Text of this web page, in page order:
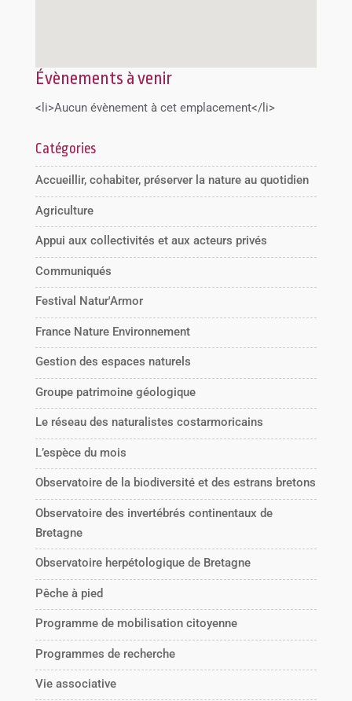
Évènements à venir
<li>Aucun évènement à cet emplacement</li>
Catégories
Accueillir, cohabiter, préserver la nature au quotidien
Agriculture
Appui aux collectivités et aux acteurs privés
Communiqués
Festival Natur'Armor
France Nature Environnement
Gestion des espaces naturels
Groupe patrimoine géologique
Le réseau des naturalistes costarmoricains
L’espèce du mois
Observatoire de la biodiversité et des estrans bretons
Observatoire des invertébrés continentaux de
Bretagne
Observatoire herpétologique de Bretagne
Pêche à pied
Programme de mobilisation citoyenne
Programmes de recherche
Vie associative